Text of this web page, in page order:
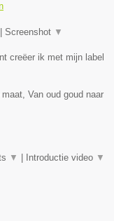
Screenshot ▼
creëer ik met mijn label
Van oud goud naar
▼ Introductie video ▼